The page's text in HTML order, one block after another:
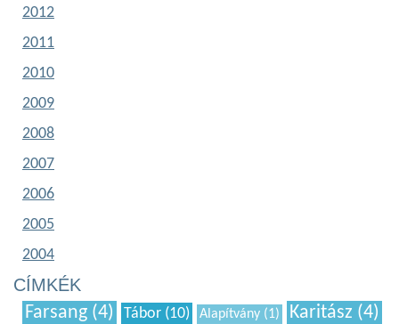
2012
2011
2010
2009
2008
2007
2006
2005
2004
CÍMKÉK
Farsang (4) Tábor (10) Alapítvány (1) Karitász (4)